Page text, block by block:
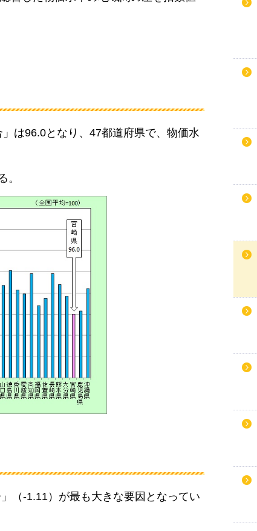
」は96.0となり、47都道府県で、物価水
。
」（-1.11）が最も大きな要因となってい